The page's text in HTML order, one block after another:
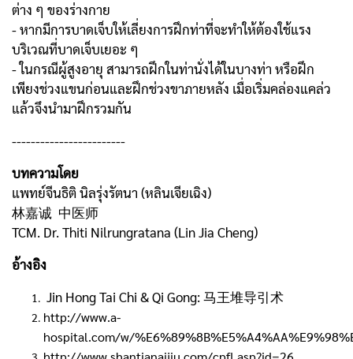
ต่าง ๆ ของร่างกาย
- หากมีการบาดเจ็บให้เลี่ยงการฝึกท่าที่จะทำให้ต้องใช้แรง
บริเวณที่บาดเจ็บเยอะ ๆ
- ในกรณีผู้สูงอายุ สามารถฝึกในท่านั่งได้ในบางท่า หรือฝึก
เพียงช่วงแขนก่อนและฝึกช่วงขาภายหลัง เมื่อเริ่มคล่องแคล่ว
แล้วจึงนำมาฝึกรวมกัน
------------------------
บทความโดย
แพทย์จีนธิติ นิลรุ่งรัตนา (หลินเจียเฉิง)
林嘉诚 中医师
TCM. Dr. Thiti Nilrungratana (Lin Jia Cheng)
อ้างอิง
Jin Hong Tai Chi & Qi Gong: 马王堆导引术
http://www.a-
hospital.com/w/